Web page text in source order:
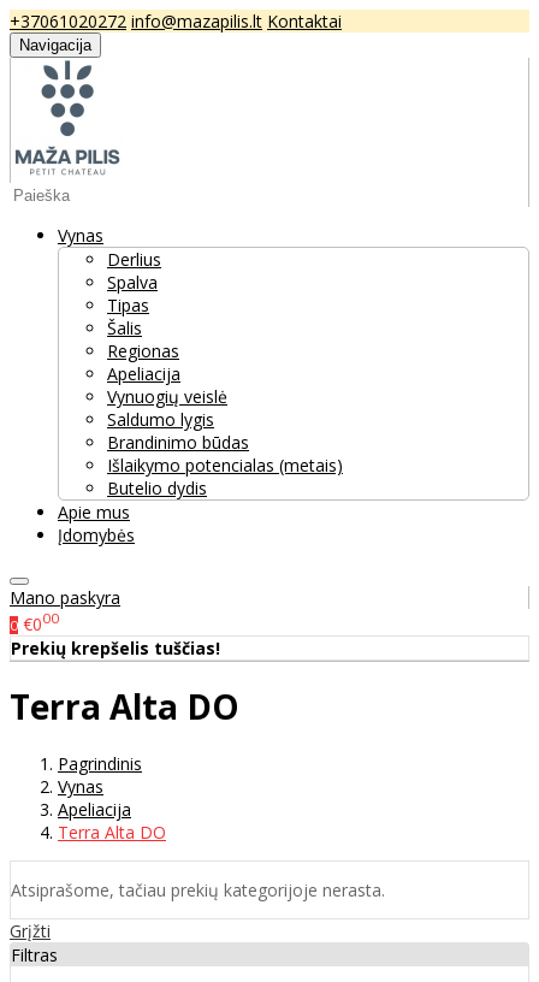
+37061020272 info@mazapilis.lt Kontaktai
Navigacija
Vynas
Derlius
Spalva
Tipas
Šalis
Regionas
Apeliacija
Vynuogių veislė
Saldumo lygis
Brandinimo būdas
Išlaikymo potencialas (metais)
Butelio dydis
Apie mus
Įdomybės
Mano paskyra
0 €000
Prekių krepšelis tuščias!
Terra Alta DO
Pagrindinis
Vynas
Apeliacija
Terra Alta DO
Atsiprašome, tačiau prekių kategorijoje nerasta.
Grįžti
Filtras